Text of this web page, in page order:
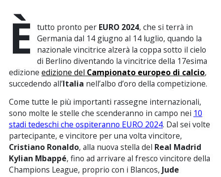
È tutto pronto per EURO 2024, che si terrà in
Germania dal 14 giugno al 14 luglio, quando la
nazionale vincitrice alzerà la coppa sotto il cielo
di Berlino diventando la vincitrice della 17esima
edizione edizione del Campionato europeo di calcio,
succedendo all’Italia nell’albo d’oro della competizione.
Come tutte le più importanti rassegne internazionali,
sono molte le stelle che scenderanno in campo nei 10
stadi tedeschi che ospiteranno EURO 2024. Dal sei volte
partecipante, e vincitore per una volta vincitore,
Cristiano Ronaldo, alla nuova stella del Real Madrid
Kylian Mbappé, fino ad arrivare al fresco vincitore della
Champions League, proprio con i Blancos, Jude